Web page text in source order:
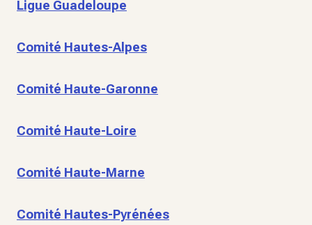
Ligue Guadeloupe
Comité Hautes-Alpes
Comité Haute-Garonne
Comité Haute-Loire
Comité Haute-Marne
Comité Hautes-Pyrénées